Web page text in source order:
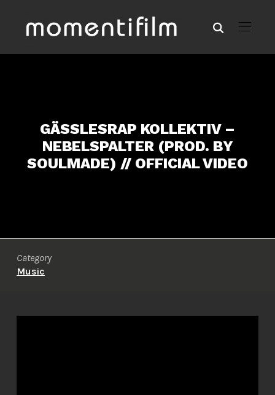
GÄSSLESRAP KOLLEKTIV –
NEBELSPALTER (PROD. BY
SOULMADE) // OFFICIAL VIDEO
Category
Music